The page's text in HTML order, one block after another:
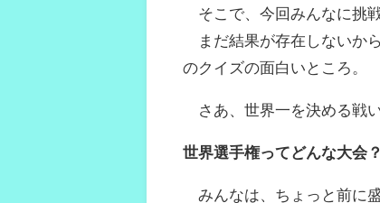
そこで、今回みんなに挑
まだ結果が存在しないか
のクイズの面白いところ。
さあ、世界一を決める戦
世界選手権ってどんな大会
みんなは、ちょっと前に